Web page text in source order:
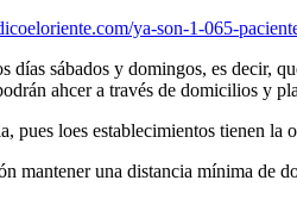
ya-son-1-065-
sábados y domingos, es decir,
ahcer a través de domicilios y
pues loes establecimientos tienen
mantener una distancia mínima de